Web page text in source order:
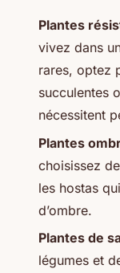
Plantes
vivez dans
rares, optez
succulentes
nécessitent
Plantes
choisissez
les hostas
d’ombre.
Plantes de
légumes et